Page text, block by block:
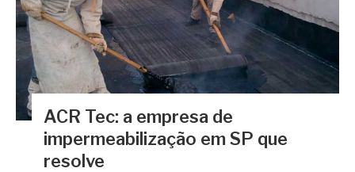
ACR Tec: a empresa de
impermeabilização em SP que
resolve